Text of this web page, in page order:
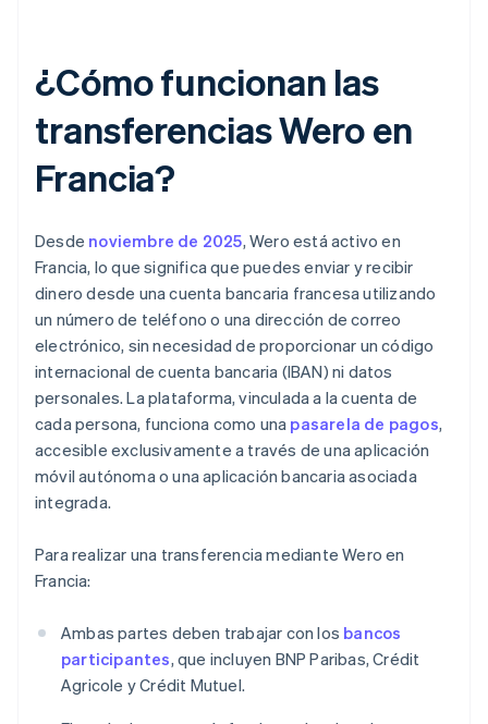
¿Cómo funcionan las
transferencias Wero en
Francia?
Desde noviembre de 2025, Wero está activo en
Francia, lo que significa que puedes enviar y recibir
dinero desde una cuenta bancaria francesa utilizando
un número de teléfono o una dirección de correo
electrónico, sin necesidad de proporcionar un código
internacional de cuenta bancaria (IBAN) ni datos
personales. La plataforma, vinculada a la cuenta de
cada persona, funciona como una pasarela de pagos,
accesible exclusivamente a través de una aplicación
móvil autónoma o una aplicación bancaria asociada
integrada.
Para realizar una transferencia mediante Wero en
Francia:
Ambas partes deben trabajar con los bancos
participantes, que incluyen BNP Paribas, Crédit
Agricole y Crédit Mutuel.